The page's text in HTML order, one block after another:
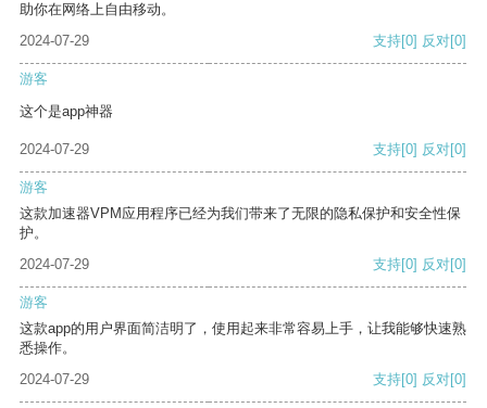
助你在网络上自由移动。
2024-07-29
支持[0] 反对[0]
游客
这个是app神器
2024-07-29 支持[0] 反对[0]
游客
这款加速器VPM应用程序已经为我们带来了无限的隐私保护和安全性保
护。
2024-07-29
支持[0] 反对[0]
游客
这款app的用户界面简洁明了，使用起来非常容易上手，让我能够快速熟
悉操作。
2024-07-29
支持[0] 反对[0]